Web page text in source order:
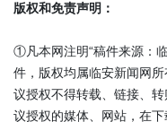
版权和免责声明：
①凡本网注明“稿件来源：
件，版权均属临安新闻网
议授权不得转载、链接、
议授权的媒体、网站，在